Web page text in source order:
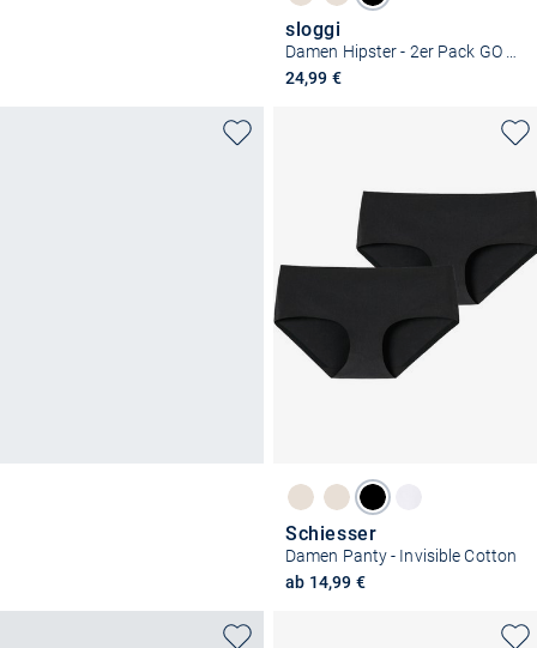
sloggi
24,99 €
Schiesser
Damen Panty - Invisible Cotton
ab 14,99 €